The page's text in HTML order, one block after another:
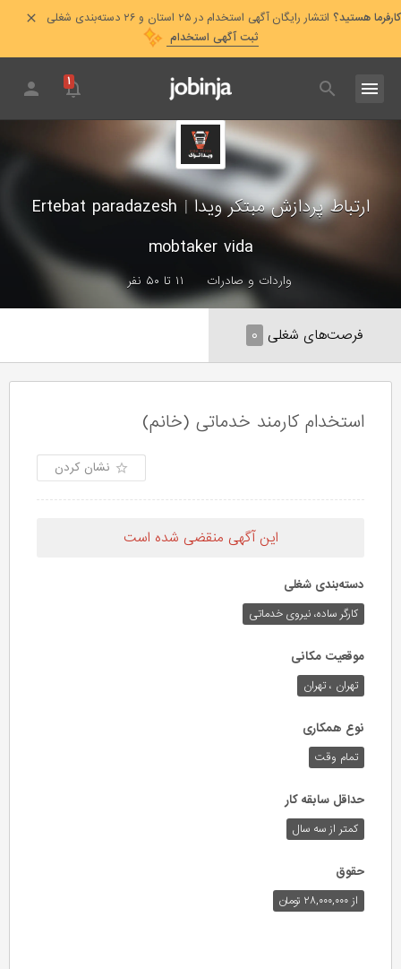
کارفرما هستید؟ انتشار رایگان آگهی استخدام در ۲۵ استان و ۲۶ دسته‌بندی شغلی
ثبت آگهی استخدام
۱
ارتباط پردازش مبتکر ویدا|
Ertebat paradazesh
mobtaker vida
واردات و صادرات ۱۱ تا ۵۰ نفر
فرصت‌های شغلی ۰
استخدام کارمند خدماتی (خانم)
نشان کردن
این آگهی منقضی شده است
دسته‌بندی شغلی
کارگر ساده، نیروی خدماتی
موقعیت مکانی
تهران ، تهران
نوع همکاری
تمام وقت
حداقل سابقه کار
کمتر از سه سال
حقوق
از ۲۸,۰۰۰,۰۰۰ تومان